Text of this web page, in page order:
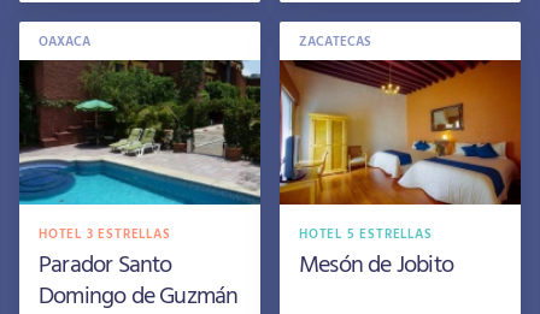
OAXACA
HOTEL 3 ESTRELLAS
Parador Santo
Domingo de Guzmán
ZACATECAS
HOTEL 5 ESTRELLAS
Mesón de Jobito